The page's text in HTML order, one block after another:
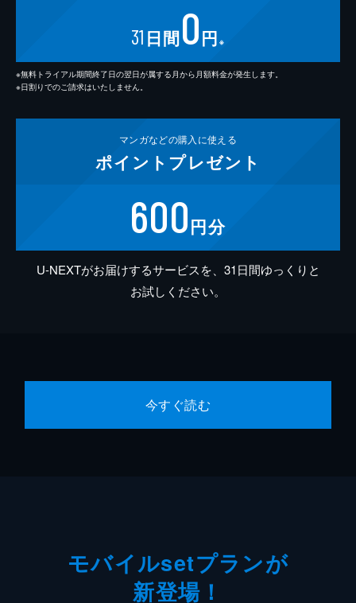
31 日間0円 ※
※無料トライアル期間終了日の翌日が属する月から月額料金が発生します。
※日割りでのご請求はいたしません。
マンガなどの購入に使える
ポイント プレゼント
600円分
U-NEXTがお届けするサービスを、31日間ゆっくりと
お試しください。
今すぐ読む
モバイルsetプランが
新登場！